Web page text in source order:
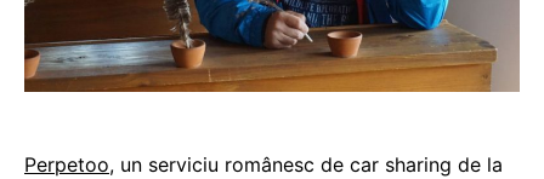
Perpetoo, un serviciu românesc de car sharing de la